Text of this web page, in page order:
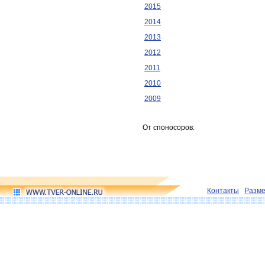
2015
2014
2013
2012
2011
2010
2009
От споносоров:
Контакты